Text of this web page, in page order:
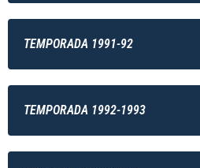
TEMPORADA 1991-92
TEMPORADA 1992-1993